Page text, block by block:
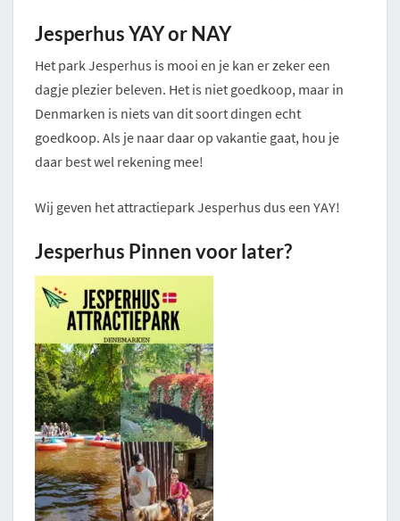
Jesperhus YAY or NAY
Het park Jesperhus is mooi en je kan er zeker een
dagje plezier beleven. Het is niet goedkoop, maar in
Denmarken is niets van dit soort dingen echt
goedkoop. Als je naar daar op vakantie gaat, hou je
daar best wel rekening mee!
Wij geven het attractiepark Jesperhus dus een YAY!
Jesperhus Pinnen voor later?